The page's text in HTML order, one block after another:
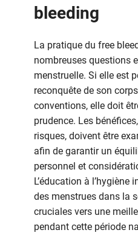
bleeding
La pratique du free
nombreuses questions
menstruelle. Si elle est
reconquête de son
conventions, elle doit
prudence. Les
risques, doivent être
afin de garantir un
personnel et
L’éducation à l’hygiène
des menstrues dans la
cruciales vers une
pendant cette période